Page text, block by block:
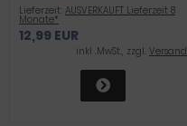
Lieferzeit: AUSVERKAUFT Lieferzeit 8
Monate*
12,99 EUR
inkl .MwSt., zzgl. Versand